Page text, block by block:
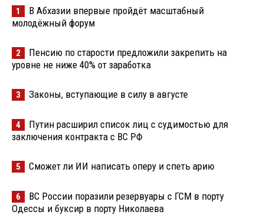
1
В Абхазии впервые пройдёт масштабный
молодёжный форум
2
Пенсию по старости предложили закрепить на
уровне не ниже 40% от заработка
3 Законы, вступающие в силу в августе
4
Путин расширил список лиц с судимостью для
заключения контракта с ВС РФ
5 Сможет ли ИИ написать оперу и спеть арию
6
ВС России поразили резервуары с ГСМ в порту
Одессы и буксир в порту Николаева